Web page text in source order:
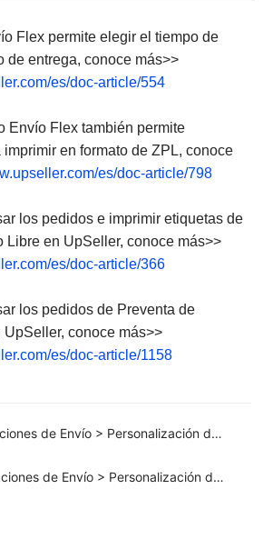
Flex permite elegir el tiempo de
de entrega, conoce más>>
es/doc-article/554
Envío Flex también permite
en formato de ZPL, conoce
es/doc-article/798
los pedidos e imprimir etiquetas de
Libre en UpSeller, conoce más>>
es/doc-article/366
los pedidos de Preventa de
UpSeller, conoce más>>
es/doc-article/1158
Configuraciones de Envío > Personalización de Etiquetas para Amazon
Configuraciones de Envío > Personalización de Etiquetas para SHEIN